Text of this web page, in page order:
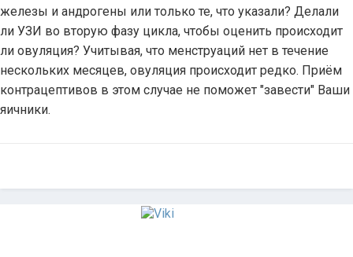
железы и андрогены или только те, что указали? Делали
ли УЗИ во вторую фазу цикла, чтобы оценить происходит
ли овуляция? Учитывая, что менструаций нет в течение
нескольких месяцев, овуляция происходит редко. Приём
контрацептивов в этом случае не поможет "завести" Ваши
яичники.